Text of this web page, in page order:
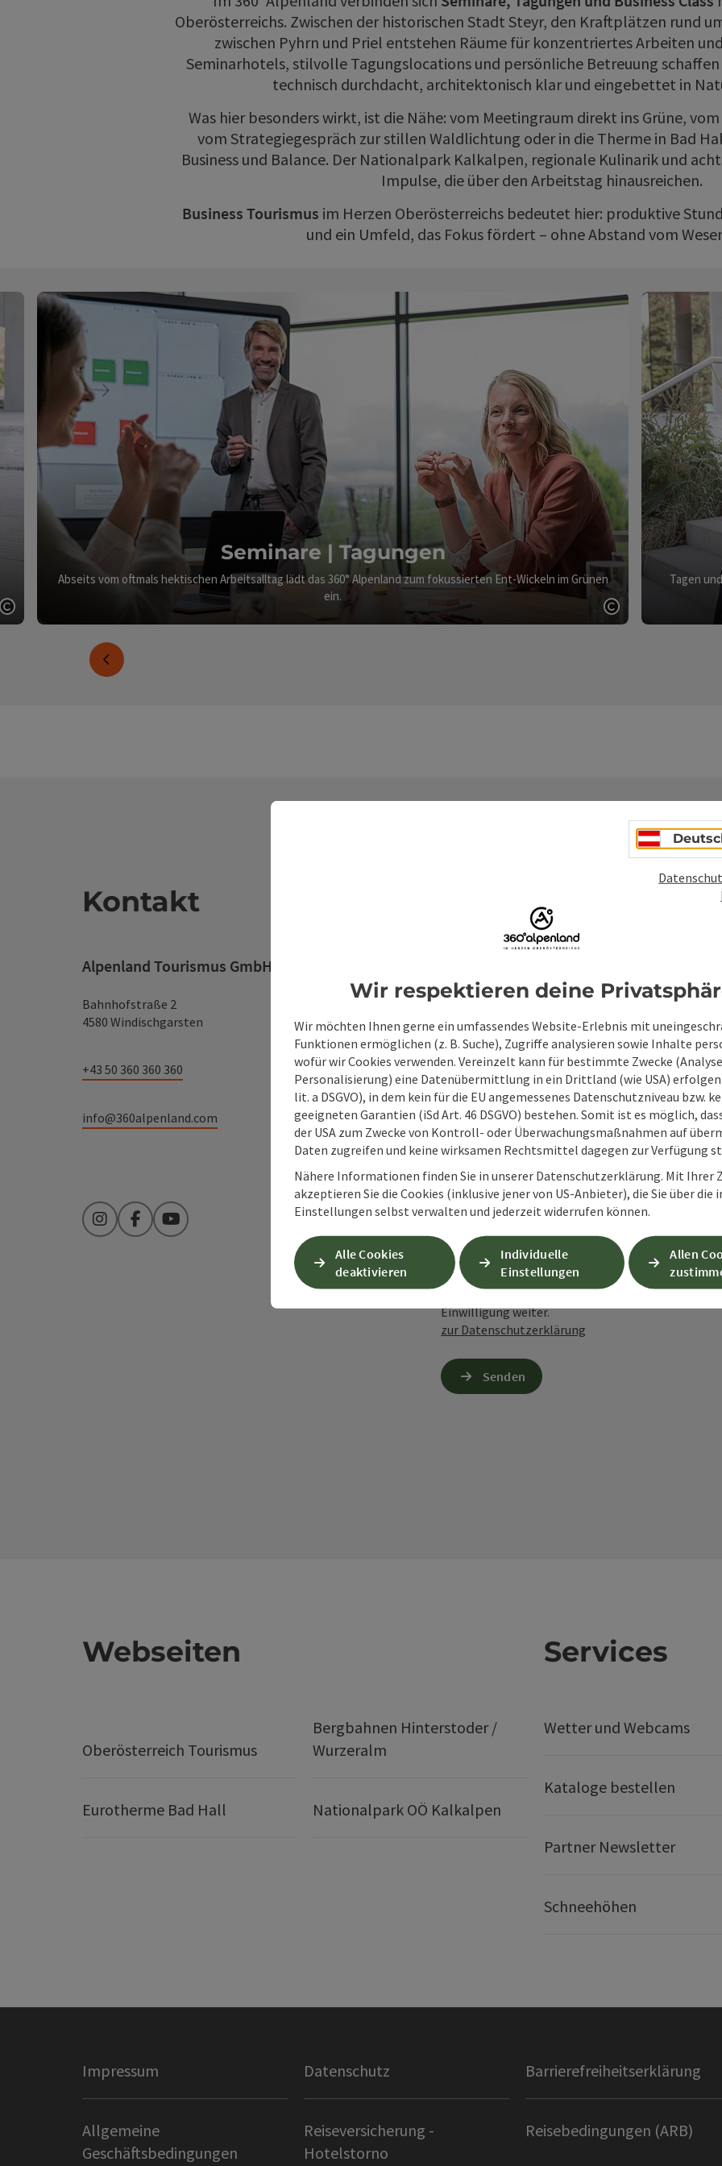
Oberösterreichs. Zwischen der historischen Stadt Steyr, den Kraftplätzen rund
zwischen Pyhrn und Priel entstehen Räume für konzentriertes Arbeiten
Seminarhotels, stilvolle Tagungslocations und persönliche Betreuung schaffen
technisch durchdacht, architektonisch klar und eingebettet in
Was hier besonders wirkt, ist die Nähe: vom Meetingraum direkt ins Grüne,
vom Strategiegespräch zur stillen Waldlichtung oder in die Therme in Bad
Business und Balance. Der Nationalpark Kalkalpen, regionale Kulinarik und
Impulse, die über den Arbeitstag hinausreichen.
Business Tourismus im Herzen Oberösterreichs bedeutet hier: produktive
und ein Umfeld, das Fokus fördert – ohne Abstand vom
vorheriges Element
Copyright öffnen
Seminare | Tagungen
Abseits vom oftmals hektischen Arbeitsalltag lädt das 360° Alpenland zum fokussierten Ent-Wickeln im Grünen
ein.
Copyright
Tagen
Kontakt
Alpenland Tourismus GmbH
Bahnhofstraße 2
4580 Windischgarsten
+43 50 360 360 360
info@360alpenland.com
InstagramFacebookYouTube
Unverbindliche
Vorname Nachname
Unverbindliche Anfrage*
Zum Schutz vor Spam wird Google
personenbezogene Daten (z. B. die IP-
Absenden des Formulars werden die dafür
ist eine Kontaktaufnahme jederzeit per E-
Wenn Sie per Formular auf der Website oder per
Ihre angegebenen Daten zwecks Bearbeitung der
Anschlussfragen sechs Monate bei uns
Einwilligung weiter.
zur Datenschutzerklärung
Senden
Webseiten
Oberösterreich Tourismus
Bergbahnen Hinterstoder /
Wurzeralm
Eurotherme Bad Hall Nationalpark OÖ Kalkalpen
Services
Wetter und Webcams
Kataloge bestellen
Partner Newsletter
Schneehöhen
Impressum Datenschutz Barrierefreiheitserklärung
Allgemeine
Geschäftsbedingungen
Reiseversicherung -
Hotelstorno
Reisebedingungen (ARB)
Wir respektieren deine
Wir möchten Ihnen gerne ein umfassendes Website-Erlebnis mit
Funktionen ermöglichen (z. B. Suche), Zugriffe analysieren sowie Inhalte
wofür wir Cookies verwenden. Vereinzelt kann für bestimmte Zwecke
Personalisierung) eine Datenübermittlung in ein Drittland (wie USA) erfolgen
lit. a DSGVO), in dem kein für die EU angemessenes Datenschutzniveau bzw.
geeigneten Garantien (iSd Art. 46 DSGVO) bestehen. Somit ist es möglich,
der USA zum Zwecke von Kontroll- oder Überwachungsmaßnahmen auf
Daten zugreifen und keine wirksamen Rechtsmittel dagegen zur Verfügung
Nähere Informationen finden Sie in unserer Datenschutzerklärung. Mit Ihrer
akzeptieren Sie die Cookies (inklusive jener von US-Anbieter), die Sie über die
Einstellungen selbst verwalten und jederzeit widerrufen können.
Alle Cookies
deaktivieren
Individuelle
Einstellungen
Allen